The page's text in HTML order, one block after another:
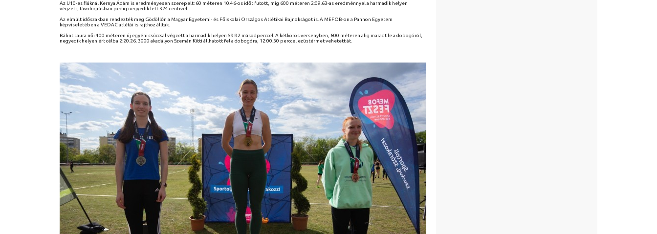
Az U10-es fiúknál Kernya Ádám is eredményesen szerepelt: 60 méteren 10.46-os időt futott, míg 600 méteren 2:09.63-as eredménnyel a harmadik helyen
végzett, távolugrásban pedig negyedik lett 324 centivel.
Az elmúlt időszakban rendezték meg Gödöllőn a Magyar Egyetemi- és Főiskolai Országos Atlétikai Bajnokságot is. A MEFOB-on a Pannon Egyetem
képviseletében a VEDAC atlétái is rajthoz álltak.
Bálint Laura női 400 méteren új egyéni csúccsal végzett a harmadik helyen 59.92 másodperccel. A kétkörös versenyben, 800 méteren alig maradt le a dobogóról,
negyedik helyen ért célba 2:20.26. 3000 akadályon Szemán Kitti állhatott fel a dobogóra, 12:00.30 perccel ezüstérmet vehetett át.